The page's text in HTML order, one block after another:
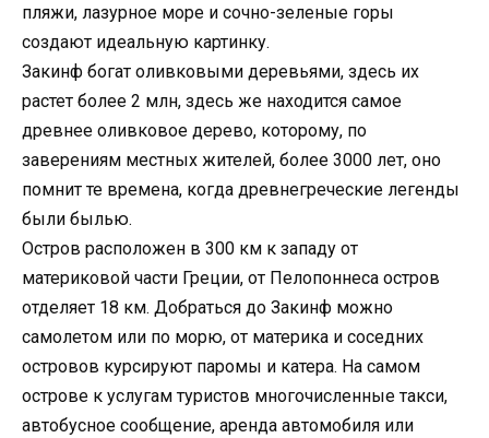
пляжи, лазурное море и сочно-зеленые горы
создают идеальную картинку.
Закинф богат оливковыми деревьями, здесь их
растет более 2 млн, здесь же находится самое
древнее оливковое дерево, которому, по
заверениям местных жителей, более 3000 лет, оно
помнит те времена, когда древнегреческие легенды
были былью.
Остров расположен в 300 км к западу от
материковой части Греции, от Пелопоннеса остров
отделяет 18 км. Добраться до Закинф можно
самолетом или по морю, от материка и соседних
островов курсируют паромы и катера. На самом
острове к услугам туристов многочисленные такси,
автобусное сообщение, аренда автомобиля или